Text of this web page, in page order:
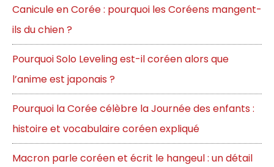
Canicule en Corée : pourquoi les Coréens mangent-
ils du chien ?
Pourquoi Solo Leveling est-il coréen alors que
l’anime est japonais ?
Pourquoi la Corée célèbre la Journée des enfants :
histoire et vocabulaire coréen expliqué
Macron parle coréen et écrit le hangeul : un détail